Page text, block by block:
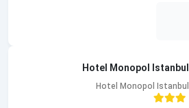
Hotel Monopol Istanbul
Hotel Monopol Istanbul